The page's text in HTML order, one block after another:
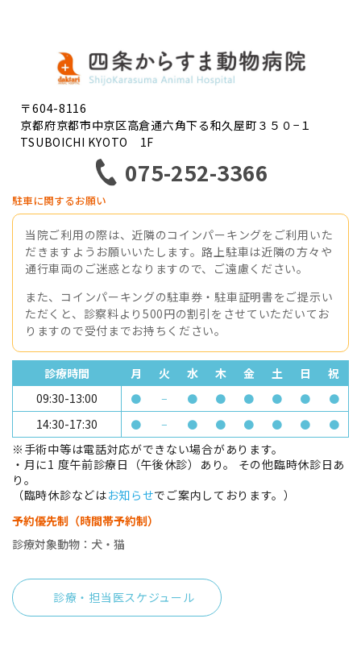
〒604-8116
京都府京都市中京区高倉通六角下る和久屋町３５０−１
TSUBOICHI KYOTO 1F
075-252-3366
駐車に関するお願い
当院ご利用の際は、近隣のコインパーキングをご利用いた
だきますようお願いいたします。路上駐車は近隣の方々や
通行車両のご迷惑となりますので、ご遠慮ください。
また、コインパーキングの駐車券・駐車証明書をご提示い
ただくと、診察料より500円の割引をさせていただいてお
りますので受付までお持ちください。
診療時間 月 火 水 木 金 土 日
祝
09:30-13:00
● − ● ● ● ● ● ●
14:30-17:30 ● − ● ● ● ● ● ●
※手術中等は電話対応ができない場合があります。
・月に1 度午前診療日（午後休診）あり。 その他臨時休診日あ
り。
（臨時休診などはお知らせでご案内しております。）
予約優先制（時間帯予約制）
診療対象動物：犬・猫
診療・担当医スケジュール